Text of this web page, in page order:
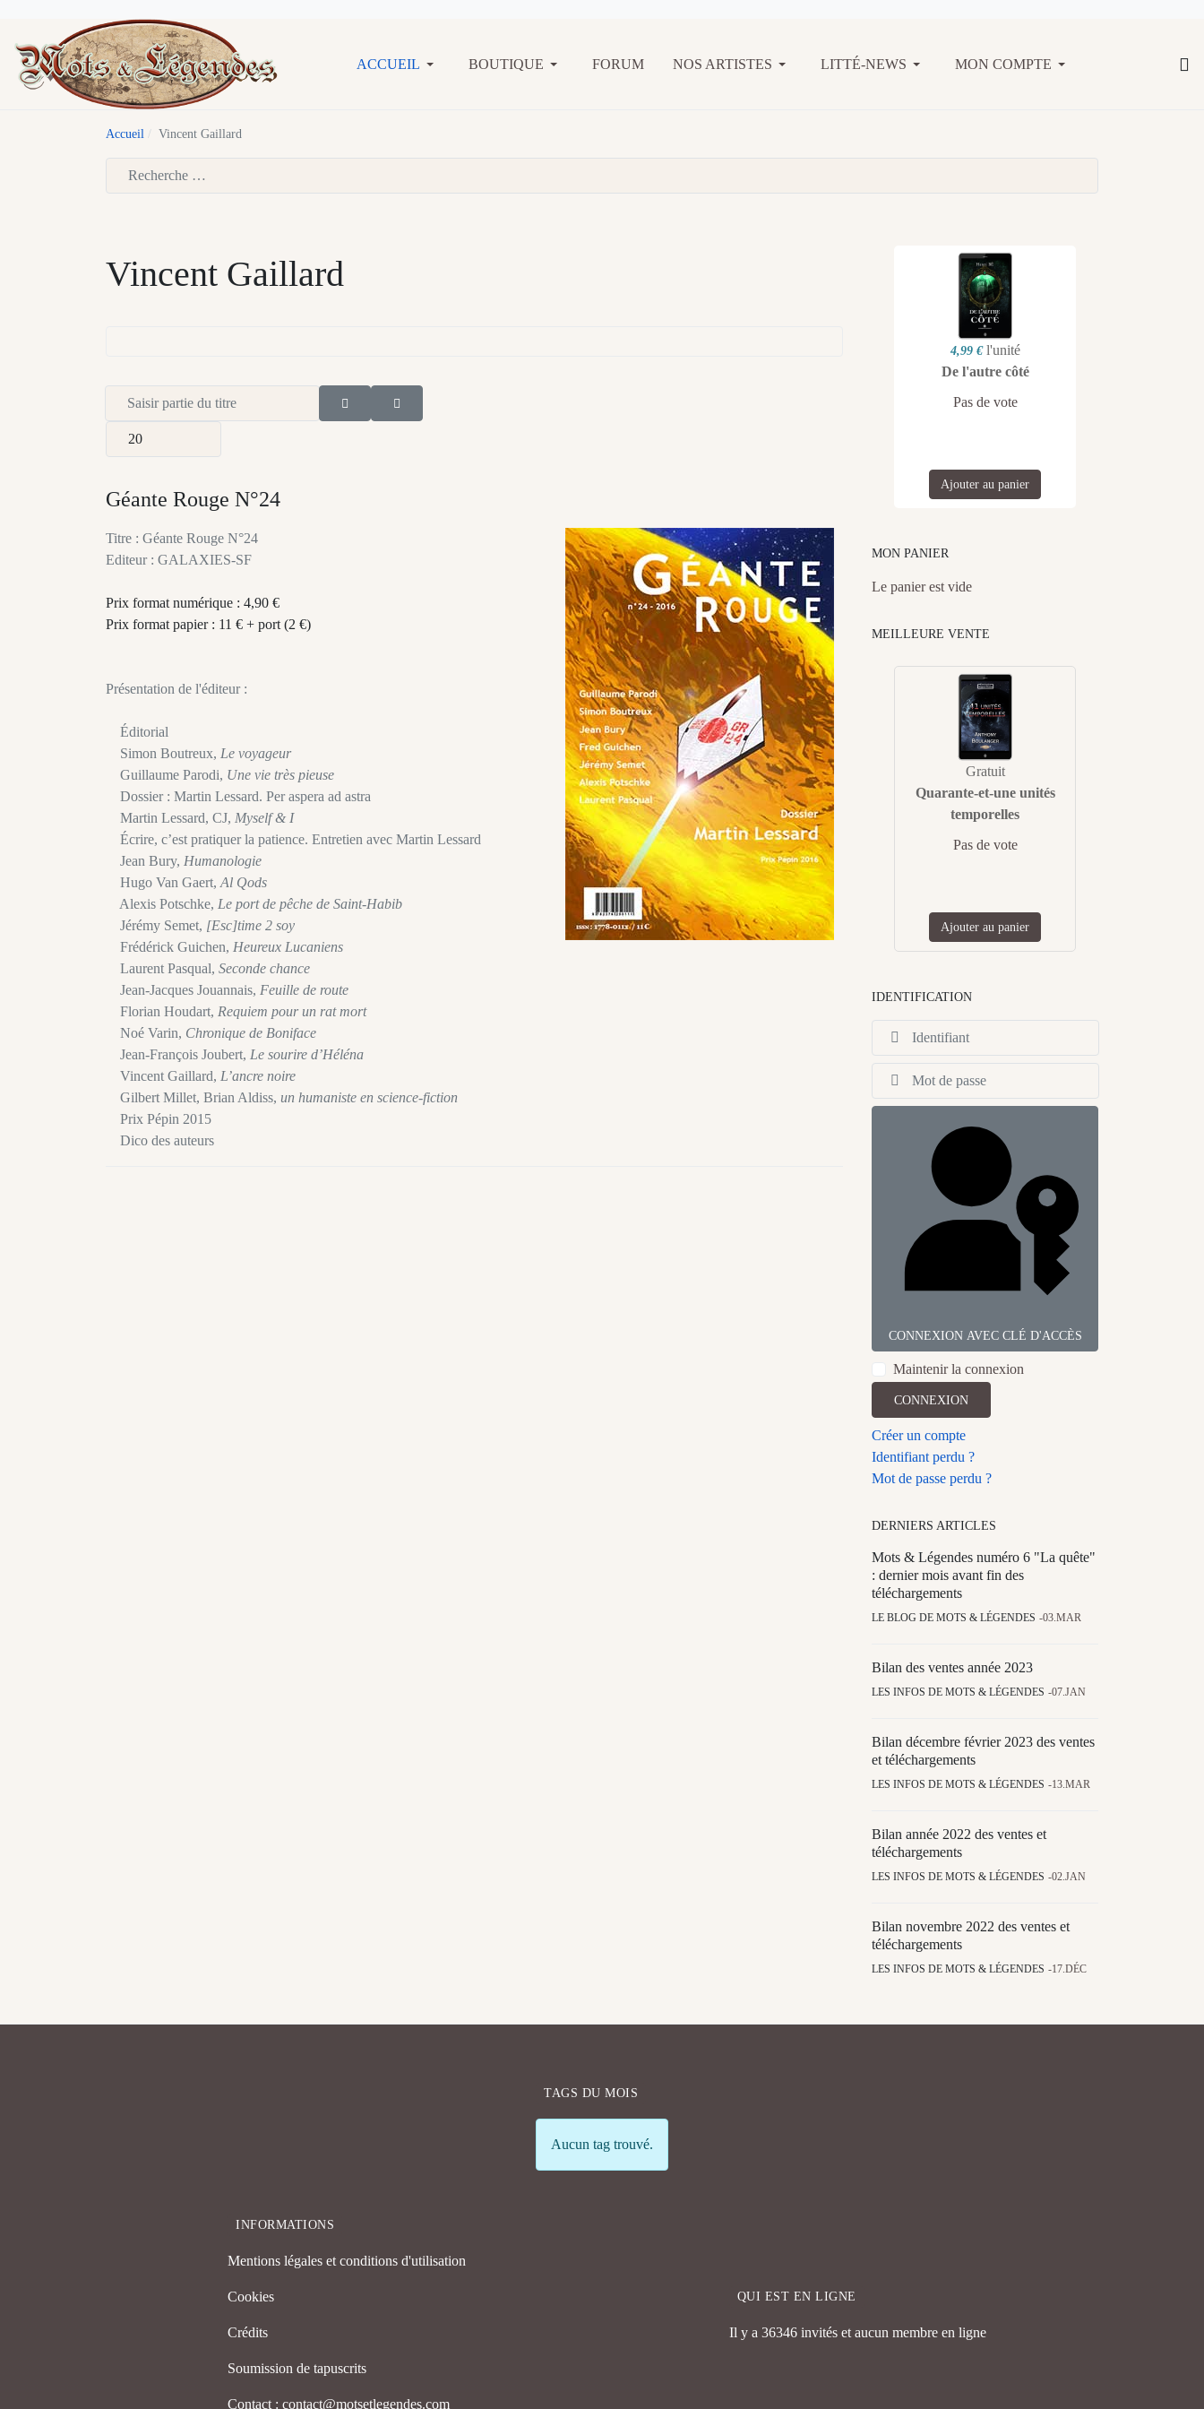
ACCUEIL BOUTIQUE FORUM NOS ARTISTES LITTÉ-NEWS MON COMPTE
Accueil Vincent Gaillard
Vincent Gaillard
Saisir partie du titre
Afficher #
Géante Rouge N°24
Titre : Géante Rouge N°24
Editeur : GALAXIES-SF
Prix format numérique : 4,90 €
Prix format papier : 11 € + port (2 €)
Présentation de l'éditeur :
Éditorial
Simon Boutreux, Le voyageur
Guillaume Parodi, Une vie très pieuse
Dossier : Martin Lessard. Per aspera ad astra
Martin Lessard, CJ, Myself & I
Écrire, c’est pratiquer la patience. Entretien avec Martin Lessard
Jean Bury, Humanologie
Hugo Van Gaert, Al Qods
Alexis Potschke, Le port de pêche de Saint-Habib
Jérémy Semet, [Esc]time 2 soy
Frédérick Guichen, Heureux Lucaniens
Laurent Pasqual, Seconde chance
Jean-Jacques Jouannais, Feuille de route
Florian Houdart, Requiem pour un rat mort
Noé Varin, Chronique de Boniface
Jean-François Joubert, Le sourire d’Héléna
Vincent Gaillard, L’ancre noire
Gilbert Millet, Brian Aldiss, un humaniste en science-fiction
Prix Pépin 2015
Dico des auteurs
4,99 € l'unité
De l'autre côté
Pas de vote
Ajouter au panier
MON PANIER
Le panier est vide
MEILLEURE VENTE
Gratuit
Quarante-et-une unités
temporelles
Pas de vote
Ajouter au panier
IDENTIFICATION
CONNEXION AVEC CLÉ D'ACCÈS
Maintenir la connexion
CONNEXION
Créer un compte
Identifiant perdu ?
Mot de passe perdu ?
DERNIERS ARTICLES
Mots & Légendes numéro 6 "La quête"
: dernier mois avant fin des
téléchargements
LE BLOG DE MOTS & LÉGENDES 03.MAR
Bilan des ventes année 2023
LES INFOS DE MOTS & LÉGENDES 07.JAN
Bilan décembre février 2023 des ventes
et téléchargements
LES INFOS DE MOTS & LÉGENDES 13.MAR
Bilan année 2022 des ventes et
téléchargements
LES INFOS DE MOTS & LÉGENDES 02.JAN
Bilan novembre 2022 des ventes et
téléchargements
LES INFOS DE MOTS & LÉGENDES 17.DÉC
TAGS DU MOIS
Info
Aucun tag trouvé.
INFORMATIONS
Mentions légales et conditions d'utilisation
Cookies
Crédits
Soumission de tapuscrits
Contact : contact@motsetlegendes.com
QUI EST EN LIGNE
Il y a 36346 invités et aucun membre en ligne